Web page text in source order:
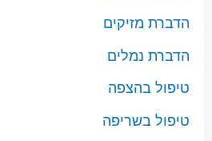
הדברת מזיקים
הדברת נמלים
טיפול בהצפה
טיפול בשריפה